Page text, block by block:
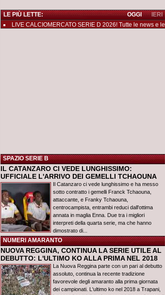
LE PIÙ LETTE: IERI
OGGI
LIVE CALCIOMERCATO SERIE D 2026! Tutte le news e le
SPAZIO SERIE B
IL CATANZARO CI VEDE LUNGHISSIMO:
UFFICIALE L'ARRIVO DEI GEMELLI TCHAOUNA
Il Catanzaro ci vede lunghissimo e ha messo
sotto contratto i gemelli Franck Tchaouna,
attaccante, e Franky Tchaouna,
centrocampista, entrambi reduci dall'ottima
annata in maglia Enna. Due tra i migliori
interpreti della quarta serie, ma che hanno
dimostrato di...
NUMERI AMARANTO
NUOVA REGGINA, CONTINUA LA SERIE UTILE AL
DEBUTTO: L'ULTIMO KO ALLA PRIMA NEL 2018
La Nuova Reggina parte con un pari al debutto
assoluto, continua la recente tradizione
favorevole degli amaranto alla prima giornata
dei campionati. L'ultimo ko nel 2018 a Trapani,